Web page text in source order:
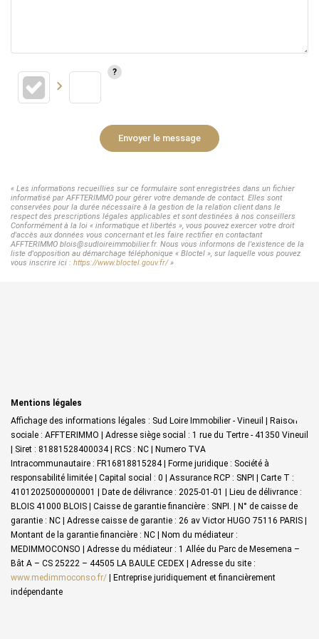
Envoyer le message
« Les informations recueillies sur ce formulaire sont enregistrées dans un fichier
informatisé par AFFTERIMMO pour gérer votre demande de contact. Elles sont
conservées pour la durée nécessaire à la gestion de la relation client dans le
respect des prescriptions légales applicables et sont destinées à nos conseillers
Conformément à la loi « informatique et libertés », vous pouvez exercer votre droit
d'accès aux données vous concernant et les faire rectifier en contactant
AFFTERIMMO blois@sudloireimmobilier.fr. Nous vous informons de l'existence de la
liste d'opposition au démarchage téléphonique « Bloctel », sur laquelle vous pouvez
vous inscrire ici : https://www.bloctel.gouv.fr/»
Mentions légales
Affichage des informations légales : Sud Loire Immobilier - Vineuil | Raison
sociale : AFFTERIMMO | Adresse siège social : 1 rue du Tertre - 41350 Vineuil
| Siret : 81881528400034 | RCS : NC | Numero TVA
Intracommunautaire : FR16818815284 | Forme juridique : Société à
responsabilité limitée | Capital social : 0 | Assurance RCP : SNPI | Carte T :
41012025000000001 | Date de délivrance : 2025-01-01 | Lieu de délivrance :
BLOIS 41000 BLOIS | Caisse de garantie financière : SNPI. | N° de caisse de
garantie : NC | Adresse caisse de garantie : 26 av Victor HUGO 75116 PARIS |
Montant de la garantie financière : NC | Nom du médiateur :
MEDIMMOCONSO | Adresse du médiateur : 1 Allée du Parc de Mesemena –
Bât A – CS 25222 – 44505 LA BAULE CEDEX | Adresse du site :
www.medimmoconso.fr/ | Entreprise juridiquement et financièrement
indépendante